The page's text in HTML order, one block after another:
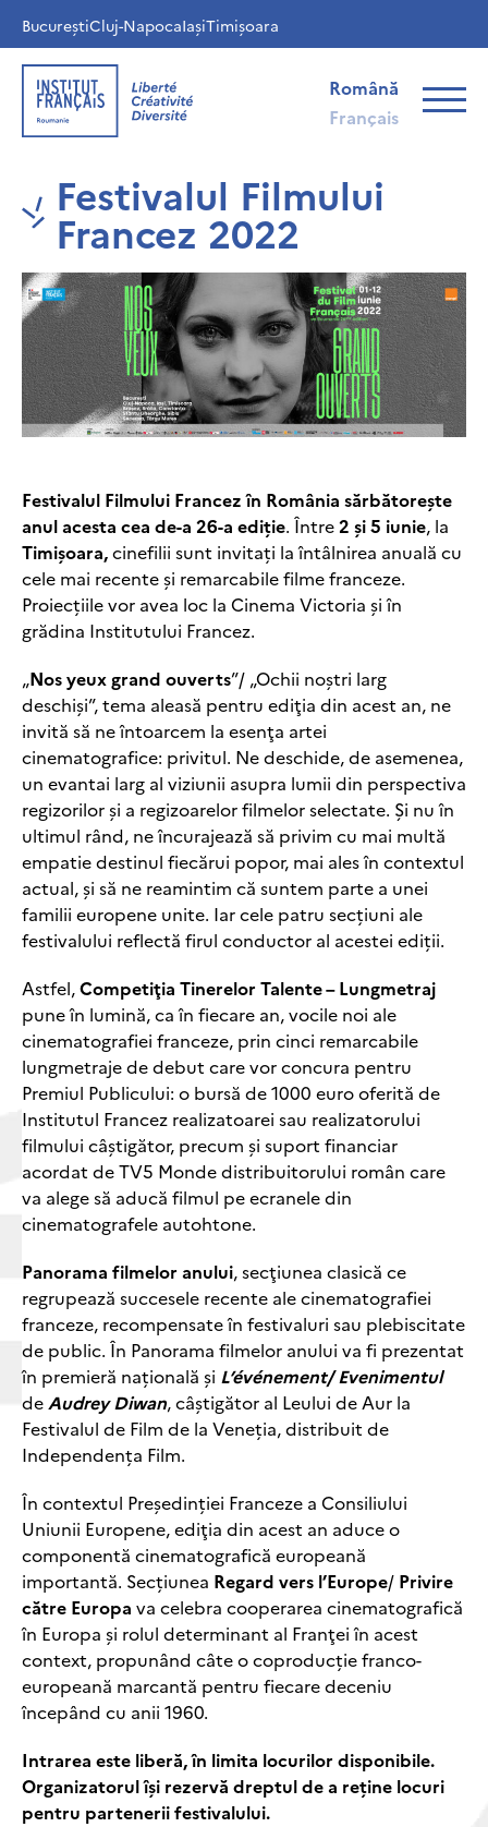
BucureștiCluj-NapocaIașiTimișoara
Română
Français
Festivalul Filmului
Francez 2022
Festivalul Filmului Francez în România sărbătorește
anul acesta cea de-a 26-a ediție. Între2 și 5 iunie, la
Timișoara,cinefilii sunt invitați la întâlnirea anuală cu
cele mai recente și remarcabile filme franceze.
Proiecțiile vor avea loc la Cinema Victoria și în
grădina Institutului Francez.
„Nos yeux grand ouverts”/ „Ochii noştri larg
deschişi”, tema aleasă pentru ediţia din acest an, ne
invită să ne întoarcem la esenţa artei
cinematografice: privitul. Ne deschide, de asemenea,
un evantai larg al viziunii asupra lumii din perspectiva
regizorilor şi a regizoarelor filmelor selectate. Și nu în
ultimul rând, ne încurajează să privim cu mai multă
empatie destinul fiecărui popor, mai ales în contextul
actual, şi să ne reamintim că suntem parte a unei
familii europene unite. Iar cele patru secțiuni ale
festivalului reflectă firul conductor al acestei ediții.
Astfel,Competiţia Tinerelor Talente – Lungmetraj
pune în lumină, ca în fiecare an, vocile noi ale
cinematografiei franceze, prin cinci remarcabile
lungmetraje de debut care vor concura pentru
Premiul Publicului: o bursă de 1000 euro oferită de
Institutul Francez realizatoarei sau realizatorului
filmului câştigător, precum şi suport financiar
acordat de TV5 Monde distribuitorului român care
va alege să aducă filmul pe ecranele din
cinematografele autohtone.
Panorama filmelor anului, secţiunea clasică ce
regrupează succesele recente ale cinematografiei
franceze, recompensate în festivaluri sau plebiscitate
de public. În Panorama filmelor anului va fi prezentat
în premieră națională și L’événement/ Evenimentul
deAudrey Diwan, câștigător al Leului de Aur la
Festivalul de Film de la Veneția, distribuit de
Independența Film.
În contextul Președinției Franceze a Consiliului
Uniunii Europene, ediţia din acest an aduce o
componentă cinematografică europeană
importantă. Secțiunea Regard vers l’Europe/ Privire
către Europa va celebra cooperarea cinematografică
în Europa şi rolul determinant al Franţei în acest
context, propunând câte o coproducție franco-
europeană marcantă pentru fiecare deceniu
începând cu anii 1960.
Intrarea este liberă, în limita locurilor disponibile.
Organizatorul își rezervă dreptul de a reține locuri
pentru partenerii festivalului.